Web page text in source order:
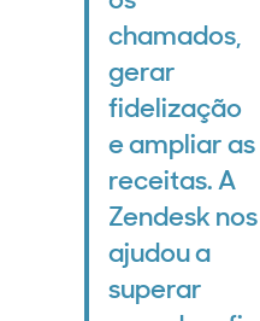
chamados,
gerar
fidelização
e ampliar as
receitas. A
Zendesk nos
ajudou a
superar